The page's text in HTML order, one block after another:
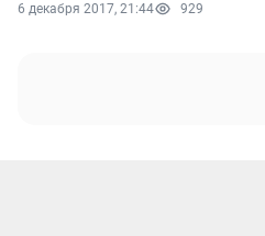
6 декабря 2017, 21:44 929